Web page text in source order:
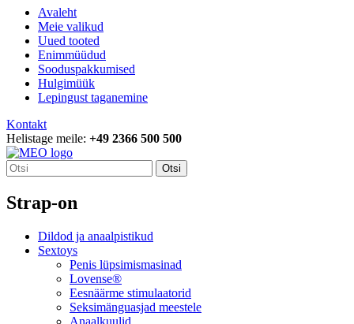
Avaleht
Meie valikud
Uued tooted
Enimmüüdud
Sooduspakkumised
Hulgimüük
Lepingust taganemine
Kontakt
Helistage meile: +49 2366 500 500
Otsi
Strap-on
Dildod ja anaalpistikud
Sextoys
Penis lüpsimismasinad
Lovense®
Eesnäärme stimulaatorid
Seksimänguasjad meestele